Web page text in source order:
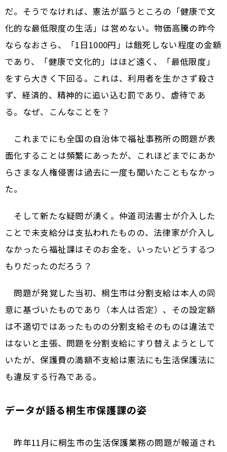
だ。そうでなければ、憲法が謳うところの「健康で文
化的な最低限度の生活」は営めない。物価高騰の昨今
ならなおさら、「1日1000円」は餓死しない程度の金額
であり、「健康で文化的」はほど遠く、「最低限度」
をすら大きく下回る。これは、利用者を生かさず殺さ
ず、経済的、精神的に追い込む罰であり、虐待であ
る。なぜ、こんなことを？
これまでにも全国の自治体で福祉事務所の問題が表
面化することは頻繁にあったが、これほどまでにあか
らさまな人権侵害は過去に一度も聞いたこともなかっ
た。
そして新たな疑問が湧く。仲道司法書士が介入した
ことで未支給分は支払われたものの、法律家が介入し
なかったら福祉課はそのお金を、いったいどうするつ
もりだったのだろう？
問題が発覚した当初、桐生市は分割支給は本人の同
意に基づいたものであり（本人は否定）、その設定額
は不適切ではあったものの分割支給そのものは違法で
はないと主張、問題を分割支給にすり替えようとして
いたが、保護費の満額不支給は憲法にも生活保護法に
も違反する行為である。
データが語る桐生市保護課の姿
昨年11月に桐生市の生活保護業務の問題が報道され